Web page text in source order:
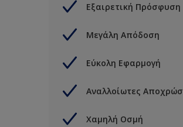
Εξαιρετική Πρόσφυση
Μεγάλη Απόδοση
Εύκολη Εφαρμογή
Αναλλοίωτες
Χαμηλή Οσμή